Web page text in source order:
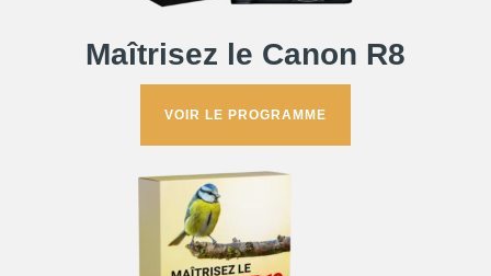
Maîtrisez le Canon R8
VOIR LE PROGRAMME